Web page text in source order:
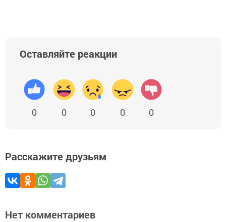
Оставляйте реакции
0 0 0 0 0
Расскажите друзьям
Нет комментариев